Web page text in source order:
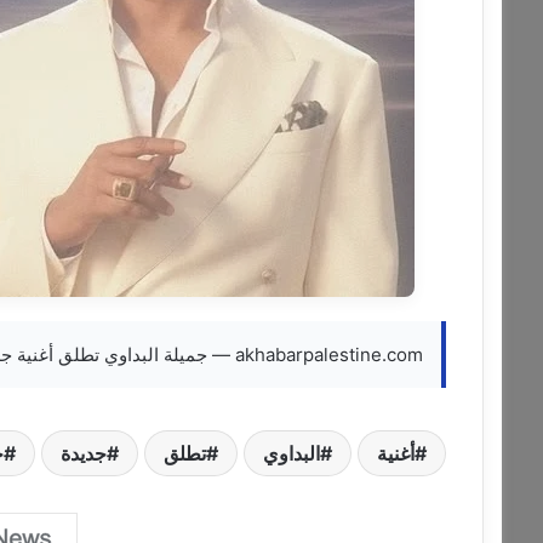
akhabarpalestine.com — جميلة البداوي تطلق أغنية جديدة Khair بالتعاون مع يو يو هاني سينغ
أغنية البداوي تطلق جديدة